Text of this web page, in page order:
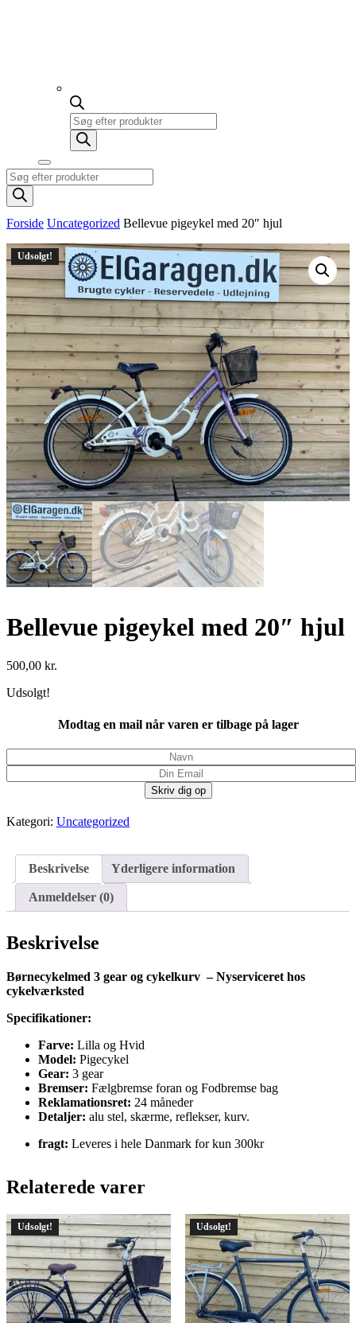
Products
search
Products
search
Forside Uncategorized Bellevue pigeykel med 20″ hjul
Udsolgt!
Bellevue pigeykel med 20″ hjul
500,00 kr.
Udsolgt!
Modtag en mail når varen er tilbage på lager
Kategori: Uncategorized
Beskrivelse Yderligere information
Anmeldelser (0)
Beskrivelse
Børnecykelmed 3 gear og cykelkurv – Nyserviceret hos
cykelværksted
Specifikationer:
Farve: Lilla og Hvid
Model: Pigecykel
Gear: 3 gear
Bremser: Fælgbremse foran og Fodbremse bag
Reklamationsret: 24 måneder
Detaljer: alu stel, skærme, reflekser, kurv.
fragt: Leveres i hele Danmark for kun 300kr
Relaterede varer
Udsolgt! Udsolgt!